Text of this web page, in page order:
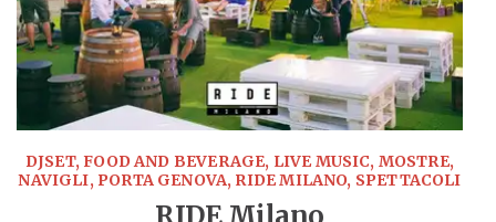
DJSET, FOOD AND BEVERAGE, LIVE MUSIC, MOSTRE,
NAVIGLI, PORTA GENOVA, RIDE MILANO, SPETTACOLI